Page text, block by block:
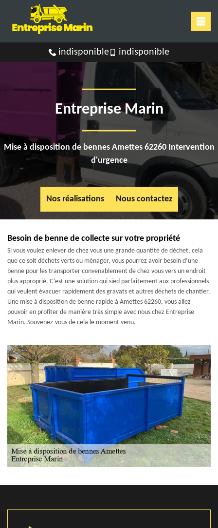
indisponible indisponible
Entreprise Marin
Mise à disposition de bennes Amettes 62260 Intervention
d'urgence
Nos réalisations Nous contactez
Besoin de benne de collecte sur votre propriété
Si vous voulez enlever de chez vous une grande quantité de déchet, cela
que ce soit déchets verts ou ménager, vous pourrez avoir besoin d’une
benne pour les transporter convenablement de chez vous vers un endroit
plus approprié. C’est une solution qui sied parfaitement aux professionnels
qui veulent évacuer rapidement des gravats et autres déchets de chantier.
Une mise à disposition de benne rapide à Amettes 62260, vous allez
pouvoir en profiter de manière très simple avec nous chez Entreprise
Marin. Souvenez-vous de cela le moment venu.